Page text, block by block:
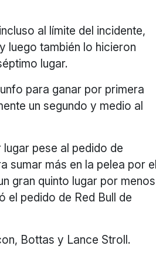
al límite del incidente,
luego también lo hicieron
lugar.
para ganar por primera
un segundo y medio al
pese al pedido de
sumar más en la pelea por el
gran quinto lugar por menos
el pedido de Red Bull de
Bottas y Lance Stroll.